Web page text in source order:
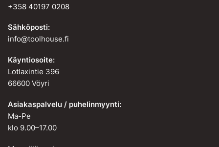
+358 40197 0208
Sähköposti:
info@toolhouse.fi
Käyntiosoite:
Lotlaxintie 396
66600 Vöyri
Asiakaspalvelu / puhelinmyynti:
Ma-Pe
klo 9.00–17.00